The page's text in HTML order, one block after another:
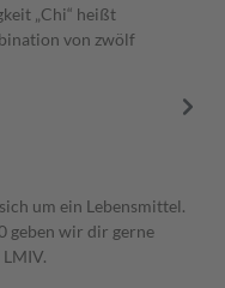
„Chi“ heißt
von zwölf
um ein Lebensmittel.
geben wir dir gerne